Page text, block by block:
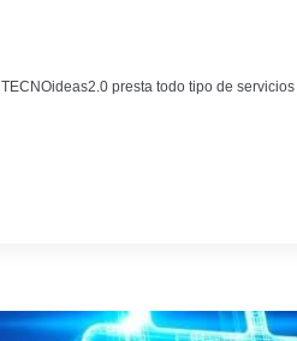
TECNOideas2.0 presta todo tipo de
Noticias tecnológicas.